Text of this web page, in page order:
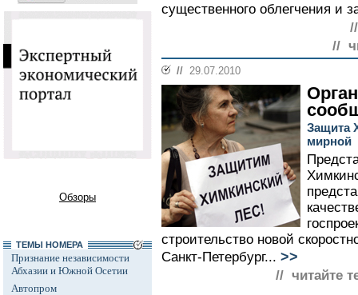
Обзоры
ТЕМЫ НОМЕРА
Признание независимости
Абхазии и Южной Осетии
Автопром
существенного облегчения и
//
// 29.07.2010
Защита
мирной
строительство новой
Санкт-Петербург... >>
// читайте